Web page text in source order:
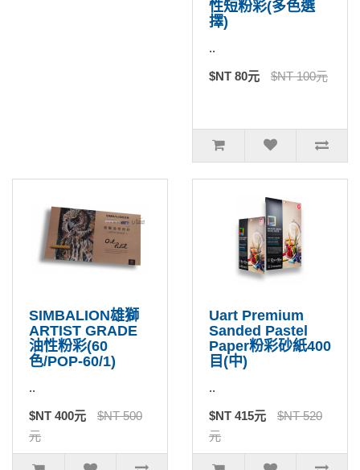
性短粉彩(多色選
擇)
..
$NT 80元 $NT 100元
SIMBALION雄獅
ARTIST GRADE
油性粉彩(60
色/POP-60/1)
..
$NT 400元
$NT 500
元
Uart Premium
Sanded Pastel
Paper粉彩砂紙400
目(中)
..
$NT 415元
$NT 520
元